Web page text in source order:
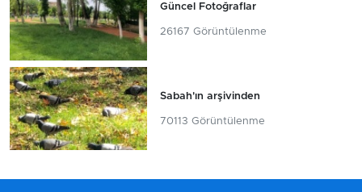
Güncel Fotoğraflar
26167 Görüntülenme
Sabah'ın arşivinden
70113 Görüntülenme